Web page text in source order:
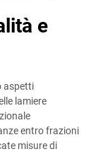
e
aspetti
lamiere
entro frazioni
misure di